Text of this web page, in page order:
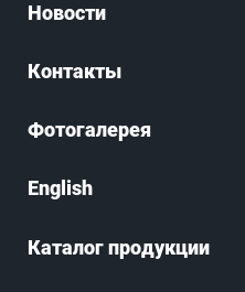
Новости
Контакты
Фотогалерея
English
Каталог продукции